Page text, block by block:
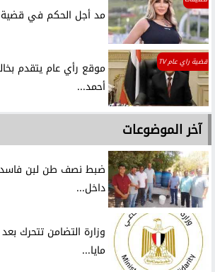
مد أجل الحكم في قضية
قضية راي عام TV
موقع رأي عام يتقدم
أحمد...
آخر الموضوعات
ضبط نصف طن لبن فاسد
داخل...
وزارة التضامن تتحرك
مايا...